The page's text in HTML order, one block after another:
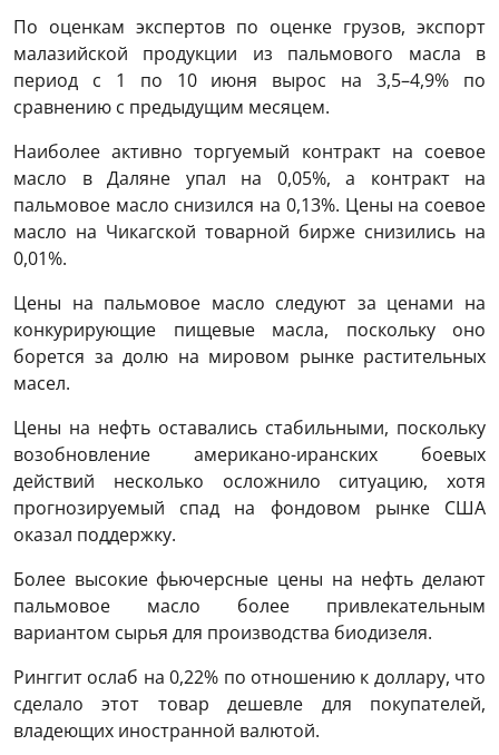
По оценкам экспертов по оценке грузов, экспорт
малазийской продукции из пальмового масла в
период с 1 по 10 июня вырос на 3,5–4,9% по
сравнению с предыдущим месяцем.
Наиболее активно торгуемый контракт на соевое
масло в Даляне упал на 0,05%, а контракт на
пальмовое масло снизился на 0,13%. Цены на соевое
масло на Чикагской товарной бирже снизились на
0,01%.
Цены на пальмовое масло следуют за ценами на
конкурирующие пищевые масла, поскольку оно
борется за долю на мировом рынке растительных
масел.
Цены на нефть оставались стабильными, поскольку
возобновление американо-иранских боевых
действий несколько осложнило ситуацию, хотя
прогнозируемый спад на фондовом рынке США
оказал поддержку.
Более высокие фьючерсные цены на нефть делают
пальмовое масло более привлекательным
вариантом сырья для производства биодизеля.
Ринггит ослаб на 0,22% по отношению к доллару, что
сделало этот товар дешевле для покупателей,
владеющих иностранной валютой.